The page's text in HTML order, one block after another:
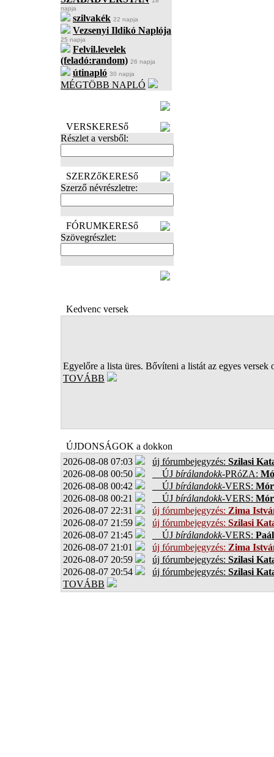
napja
szilvakék 22 napja
Vezsenyi Ildikó Naplója
25 napja
Felvil.levelek
(feladó:random) 26 napja
útinapló 30 napja
MÉGTÖBB NAPLÓ
VERSKERESő
Részlet a versből:
SZERZőKERESő
Szerző névrészletre:
FÓRUMKERESő
Szövegrészlet:
Kedvenc versek
Egyelőre a lista üres. Bővíteni a listát az egyes versek
TOVÁBB
ÚJDONSÁGOK a dokkon
2026-08-08 07:03
új fórumbejegyzés: Szilasi
2026-08-08 00:50
ÚJ bírálandokk-PRóZA:
2026-08-08 00:42
ÚJ bírálandokk-VERS:
2026-08-08 00:21
ÚJ bírálandokk-VERS:
2026-08-07 22:31
új fórumbejegyzés: Zima
2026-08-07 21:59
új fórumbejegyzés: Szilasi
2026-08-07 21:45
ÚJ bírálandokk-VERS:
2026-08-07 21:01
új fórumbejegyzés: Zima
2026-08-07 20:59
új fórumbejegyzés: Szilasi
2026-08-07 20:54
új fórumbejegyzés: Szilasi
TOVÁBB